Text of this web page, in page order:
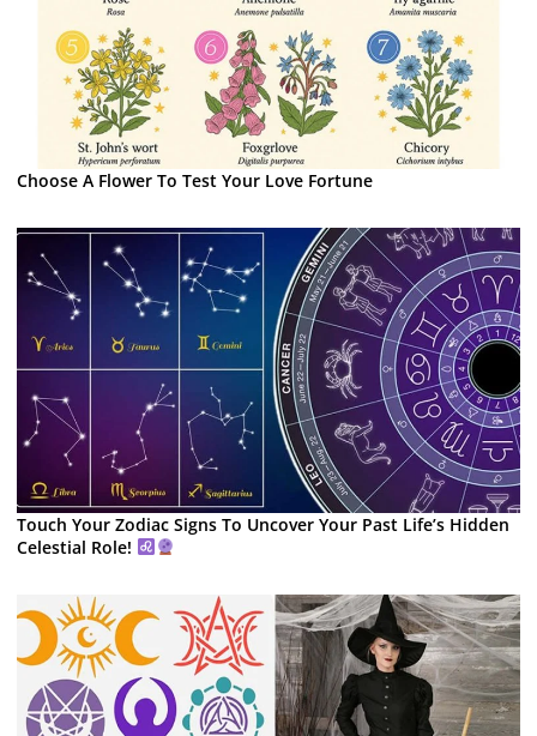
Choose A Flower To Test Your Love Fortune
Touch Your Zodiac Signs To Uncover Your Past Life’s Hidden
Celestial Role!